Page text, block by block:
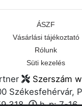
ÁSZF
Vásárlási tájékoztató
Rólunk
Süti kezelés
Szerszám
Székesfehérvár,